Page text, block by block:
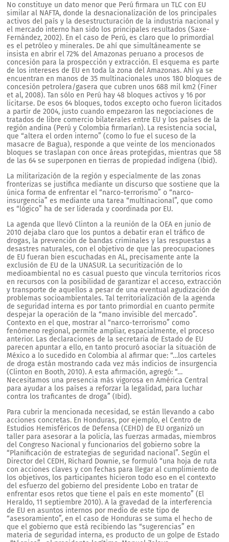
No constituye un dato menor que Perú firmara un TLC con EU
similar al NAFTA, donde la desnacionalización de los principales
activos del país y la desestructuración de la industria nacional y
el mercado interno han sido los principales resultados (Saxe-
Fernández, 2002). En el caso de Perú, es claro que lo primordial
es el petróleo y minerales. De ahí que simultáneamente se
insista en abrir el 72% del Amazonas peruano a procesos de
concesión para la prospección y extracción. El esquema es parte
de los intereses de EU en toda la zona del Amazonas. Ahí ya se
encuentran en manos de 35 multinacionales unos 180 bloques de
concesión petrolera/gasera que cubren unos 688 mil km2 (Finer
et al, 2008). Tan sólo en Perú hay 48 bloques activos y 16 por
licitarse. De esos 64 bloques, todos excepto ocho fueron licitados
a partir de 2004, justo cuando empezaron las negociaciones de
tratados de libre comercio bilaterales entre EU y los países de la
región andina (Perú y Colombia firmarían). La resistencia social,
que “altera el orden interno” (como lo fue el suceso de la
masacre de Bagua), responde a que veinte de los mencionados
bloques se traslapan con once áreas protegidas, mientras que 58
de las 64 se superponen en tierras de propiedad indígena (Ibid).
La militarización de la región y especialmente de las zonas
fronterizas se justifica mediante un discurso que sostiene que la
única forma de enfrentar el “narco-terrorismo” o “narco-
insurgencia” es mediante una tarea “multinacional”, que como
es “lógico” ha de ser liderada y coordinada por EU.
La agenda que llevó Clinton a la reunión de la OEA en junio de
2010 dejaba claro que los puntos a debatir eran el tráfico de
drogas, la prevención de bandas criminales y las respuestas a
desastres naturales, con el objetivo de que las preocupaciones
de EU fueran bien escuchadas en AL, precisamente ante la
exclusión de EU de la UNASUR. La securitización de lo
medioambiental no es casual puesto que vincula territorios ricos
en recursos con la posibilidad de garantizar el acceso, extracción
y transporte de aquellos a pesar de una eventual agudización de
problemas socioambientales. Tal territorialización de la agenda
de seguridad interna es por tanto primordial en cuanto permite
despejar la operación de la “mano invisible del mercado”.
Contexto en el que, mostrar al “narco-terrorismo” como
fenómeno regional, permite ampliar, espacialmente, el proceso
anterior. Las declaraciones de la secretaria de Estado de EU
parecen apuntar a ello, en tanto procuró asociar la situación de
México a lo sucedido en Colombia al afirmar que: “…los carteles
de droga están mostrando cada vez más indicios de insurgencia
(Clinton en Booth, 2010). A esta afirmación, agregó: “…
Necesitamos una presencia más vigorosa en América Central
para ayudar a los países a reforzar la legalidad, para luchar
contra los traficantes de droga” (Ibid).
Para cubrir la mencionada necesidad, se están llevando a cabo
acciones concretas. En Honduras, por ejemplo, el Centro de
Estudios Hemisféricos de Defensa (CEHD) de EU organizó un
taller para asesorar a la policía, las fuerzas armadas, miembros
del Congreso Nacional y funcionarios del gobierno sobre la
“Planificación de estrategias de seguridad nacional”. Según el
Director del CEDH, Richard Downie, se formuló “una hoja de ruta
con acciones claves y con fechas para llegar al cumplimiento de
los objetivos, los participantes hicieron todo eso en el contexto
del esfuerzo del gobierno del presidente Lobo en tratar de
enfrentar esos retos que tiene el país en este momento” (El
Heraldo, 11 septiembre 2010). A la gravedad de la interferencia
de EU en asuntos internos por medio de este tipo de
“asesoramiento”, en el caso de Honduras se suma el hecho de
que el gobierno que está recibiendo las “sugerencias” en
materia de seguridad interna, es producto de un golpe de Estado